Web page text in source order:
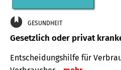
GESUNDHEIT
Gesetzlich oder privat
Entscheidungshilfe für